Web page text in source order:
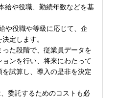
給や役職、勤続年数などを基
や役職や等級に応じて、企
定します。
た段階で、従業員データを
ンを行い、将来にわたって
試算し、導入の是非を決定
委託するためのコストも必